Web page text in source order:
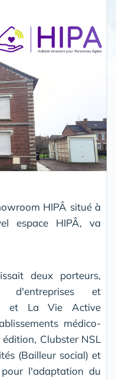
HIPÂ situé à
espace HIPÂ, va
deux porteurs,
d'entreprises et
et La Vie Active
médico-
Clubster NSL
(Bailleur social) et
l'adaptation du